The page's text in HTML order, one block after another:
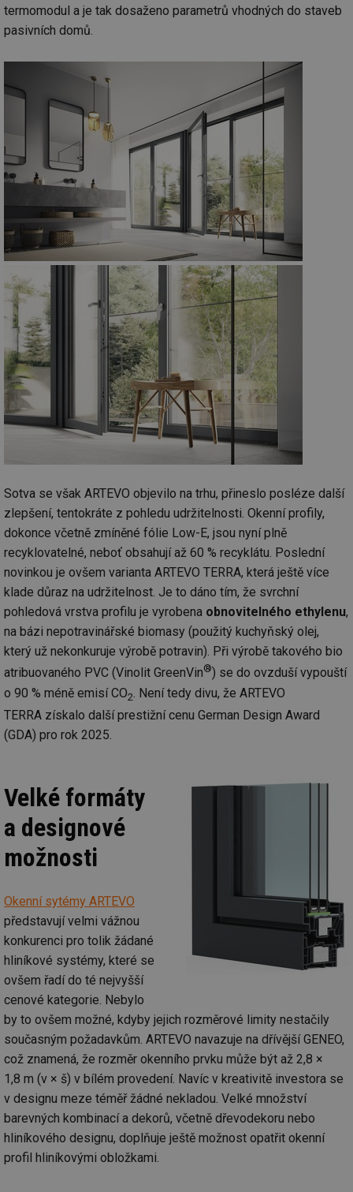
termomodul a je tak dosaženo parametrů vhodných do staveb
pasivních domů.
Sotva se však ARTEVO objevilo na trhu, přineslo posléze další
zlepšení, tentokráte z pohledu udržitelnosti. Okenní profily,
dokonce včetně zmíněné fólie Low-E, jsou nyní plně
recyklovatelné, neboť obsahují až 60 % recyklátu. Poslední
novinkou je ovšem varianta ARTEVO TERRA, která ještě více
klade důraz na udržitelnost. Je to dáno tím, že svrchní
pohledová vrstva profilu je vyrobena obnovitelného ethylenu,
na bázi nepotravinářské biomasy (použitý kuchyňský olej,
který už nekonkuruje výrobě potravin). Při výrobě takového bio
atribuovaného PVC (Vinolit GreenVin®) se do ovzduší vypouští
o 90 % méně emisí CO2 . Není tedy divu, že ARTEVO
TERRA získalo další prestižní cenu German Design Award
(GDA) pro rok 2025.
Velké formáty
a designové
možnosti
Okenní sytémy ARTEVO
představují velmi vážnou
konkurenci pro tolik žádané
hliníkové systémy, které se
ovšem řadí do té nejvyšší
cenové kategorie. Nebylo
by to ovšem možné, kdyby jejich rozměrové limity nestačily
současným požadavkům. ARTEVO navazuje na dřívější GENEO,
což znamená, že rozměr okenního prvku může být až 2,8 ×
1,8 m (v × š) v bílém provedení. Navíc v kreativitě investora se
v designu meze téměř žádné nekladou. Velké množství
barevných kombinací a dekorů, včetně dřevodekoru nebo
hliníkového designu, doplňuje ještě možnost opatřit okenní
profil hliníkovými obložkami.